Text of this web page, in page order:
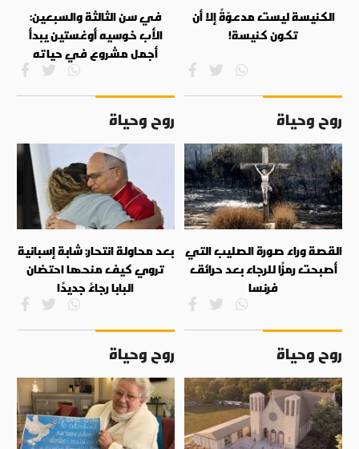
الكنيسة ليست مدعوّةً إلا أن
تكون كنيسة!
في سن الثالثة والسبعين:
الأب خوسيه أوغستين يبدأ
أجمل مشروع في حياته
روح وحياة
القصة وراء صورة الصليب التي
أصبحت رمزًا للرجاء بعد حرائق
فرنسا
روح وحياة
بعد محاولة انتحار: شابة إسبانية
تروي كيف منحها احتضان
البابا رجاءً جديدًا
روح وحياة روح وحياة